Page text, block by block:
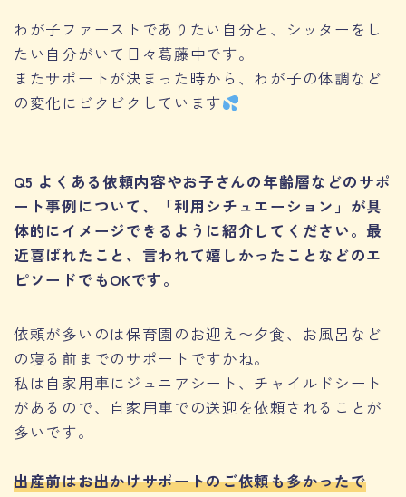
わが子ファーストでありたい自分と、シッターをし
たい自分がいて日々葛藤中です。
またサポートが決まった時から、わが子の体調など
の変化にビクビクしています
Q5 よくある依頼内容やお子さんの年齢層などのサポ
ート事例について、「利用シチュエーション」が具
体的にイメージできるように紹介してください。最
近喜ばれたこと、言われて嬉しかったことなどのエ
ピソードでもOKです。
依頼が多いのは保育園のお迎え〜夕食、お風呂など
の寝る前までのサポートですかね。
私は自家用車にジュニアシート、チャイルドシート
があるので、自家用車での送迎を依頼されることが
多いです。
出産前はお出かけサポートのご依頼も多かったで